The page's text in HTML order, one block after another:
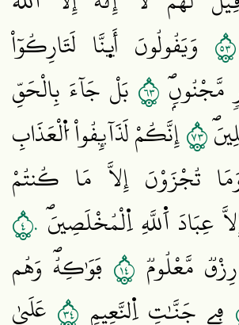
٣٥ وَيَقُولُونَ أَئِنَّا لَتَارِكُوٓاْ
مَّجْنُونِۢۖ٣٦ بَلْ جَآءَ بِالْحَقِّ
٣٧إِنَّكُمْ لَذَآئِقُواْ اُ۬لْعَذَابِ
تُجْزَوْنَ إِلَّا مَا كُنتُمْ
عِبَادَ اَ۬للَّهِ اِ۬لْمُخْلَصِينَۖ٤٠
مَّعْلُومٞ ٤١ فَوَٰكِهُۖ وَهُم
فِے جَنَّٰتِ اِ۬لنَّعِيمِ ٤٣ عَلَيٰ